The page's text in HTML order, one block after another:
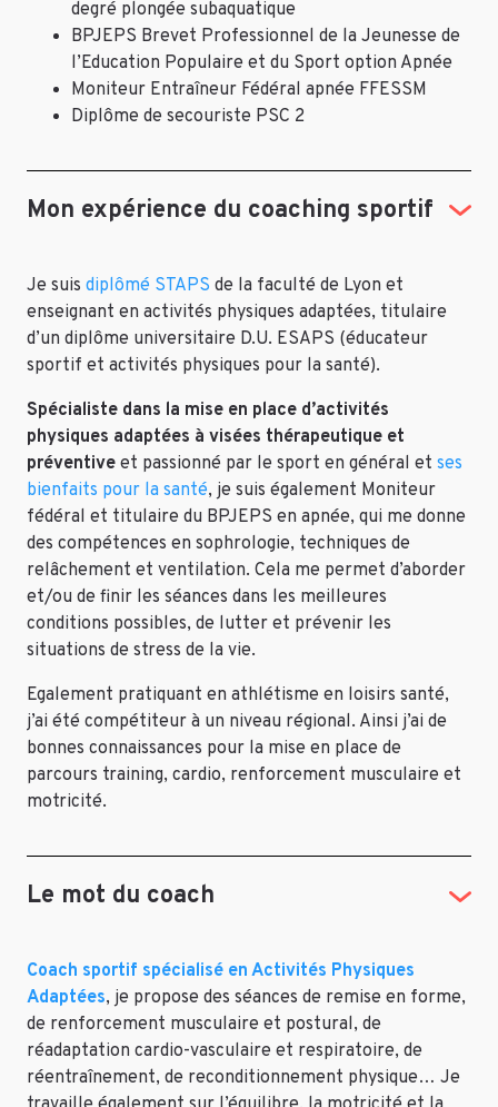
degré plongée subaquatique
BPJEPS Brevet Professionnel de la Jeunesse de
l’Education Populaire et du Sport option Apnée
Moniteur Entraîneur Fédéral apnée FFESSM
Diplôme de secouriste PSC 2
Mon expérience du coaching sportif
Je suis diplômé STAPS de la faculté de Lyon et
enseignant en activités physiques adaptées, titulaire
d’un diplôme universitaire D.U. ESAPS (éducateur
sportif et activités physiques pour la santé).
Spécialiste dans la mise en place d’activités
physiques adaptées à visées thérapeutique et
préventive et passionné par le sport en général et ses
bienfaits pour la santé, je suis également Moniteur
fédéral et titulaire du BPJEPS en apnée, qui me donne
des compétences en sophrologie, techniques de
relâchement et ventilation. Cela me permet d’aborder
et/ou de finir les séances dans les meilleures
conditions possibles, de lutter et prévenir les
situations de stress de la vie.
Egalement pratiquant en athlétisme en loisirs santé,
j’ai été compétiteur à un niveau régional. Ainsi j’ai de
bonnes connaissances pour la mise en place de
parcours training, cardio, renforcement musculaire et
motricité.
Le mot du coach
Coach sportif spécialisé en Activités Physiques
Adaptées, je propose des séances de remise en forme,
de renforcement musculaire et postural, de
réadaptation cardio-vasculaire et respiratoire, de
réentraînement, de reconditionnement physique… Je